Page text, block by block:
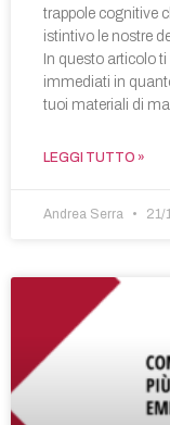
trappole cognitive
istintivo le nostre
In questo articolo
immediati in
tuoi materiali di
LEGGI TUTTO »
Andrea Serra 21/